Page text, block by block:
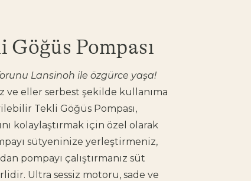
Pompası
Lansinoh ile özgürce yaşa!
ve eller serbest şekilde kullanıma
Tekli Göğüs Pompası,
kolaylaştırmak için özel olarak
sütyeninize yerleştirmeniz,
pompayı çalıştırmanız süt
Ultra sessiz motoru, sade ve